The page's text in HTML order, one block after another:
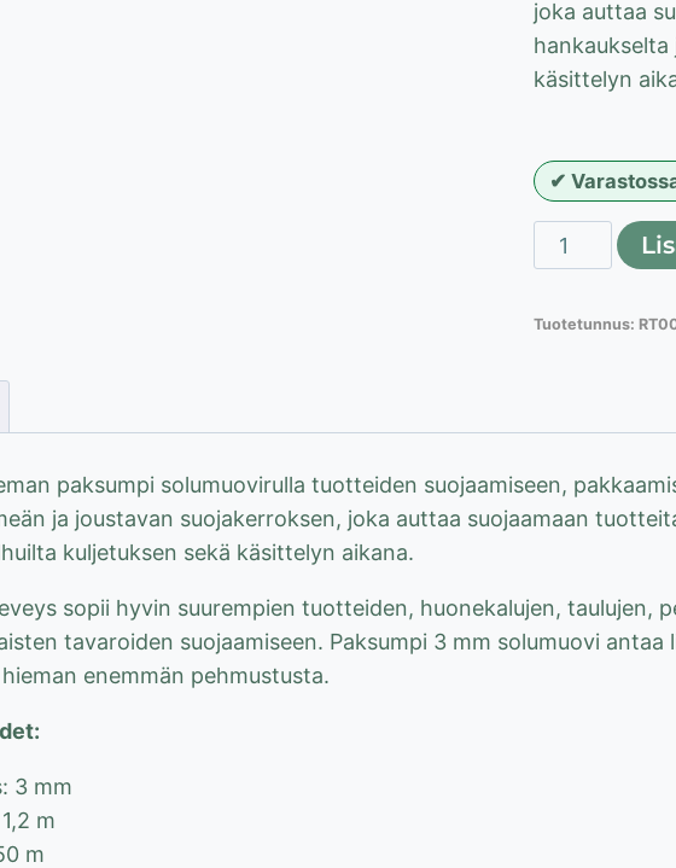
joka auttaa
käsittelyn
Solumuovi
3
-
x
Tuotetunnus:
paksumpi solumuovirulla tuotteiden suojaamiseen,
ja joustavan suojakerroksen, joka auttaa suojaamaan
kuljetuksen sekä käsittelyn aikana.
sopii hyvin suurempien tuotteiden, huonekalujen, taulujen,
tavaroiden suojaamiseen. Paksumpi 3 mm solumuovi antaa
enemmän pehmustusta.
3 mm
m
m